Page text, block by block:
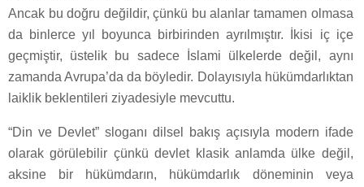
Ancak bu doğru değildir, çünkü bu alanlar tamamen olmasa
da binlerce yıl boyunca birbirinden ayrılmıştır. İkisi iç içe
geçmiştir, üstelik bu sadece İslami ülkelerde değil, aynı
zamanda Avrupa’da da böyledir. Dolayısıyla hükümdarlıktan
laiklik beklentileri ziyadesiyle mevcuttu.
“Din ve Devlet” sloganı dilsel bakış açısıyla modern ifade
olarak görülebilir çünkü devlet klasik anlamda ülke değil,
aksine bir hükümdarın, hükümdarlık döneminin veya